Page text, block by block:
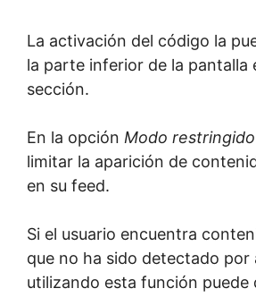
La activación del código la
la parte inferior de la pantalla
sección.
En la opción Modo restringido
limitar la aparición de
en su feed.
Si el usuario encuentra
que no ha sido detectado por
utilizando esta función puede